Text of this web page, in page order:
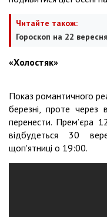
Читайте також:
Гороскоп на 22
«Холостяк»
Показ романтичного
березні, проте через
перенести. Прем’єра
відбудеться 30
щоп'ятниці о 19:00.